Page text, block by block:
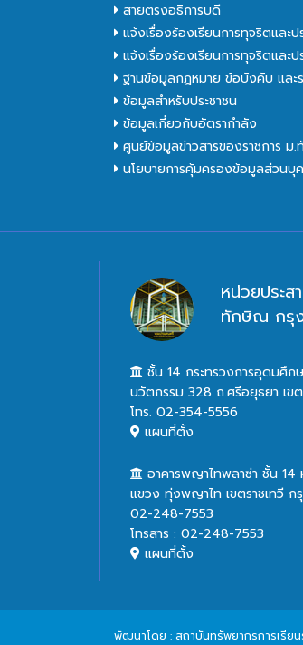
สายตรงอธิการบดี
แจ้งเรื่องร้องเรียนการทุจริตและ
แจ้งเรื่องร้องเรียนการทุจริตและ
ฐานข้อมูลกฎหมาย ข้อบังคับ และร
ข้อมูลสำหรับประชาชน
ข้อมูลเกี่ยวกับอัตรากำลัง
ศูนย์ข้อมูลข่าวสารของราชการ
นโยบายการคุ้มครองข้อมูลส่วนบุ
หน่วยประส
ทักษิณ กรุ
ชั้น 14 กระทรวงการอุดมศึก
นวัตกรรม 328 ถ.ศรีอยุธยา เข
โทร. 02-354-5556
แผนที่ตั้ง
อาคารพญาไทพลาซ่า ชั้น
แขวง ทุ่งพญาไท เขตราชเทวี
02-248-7553
โทรสาร : 02-248-7553
แผนที่ตั้ง
พัฒนาโดย : สถาบันทรัพยากรการเรีย